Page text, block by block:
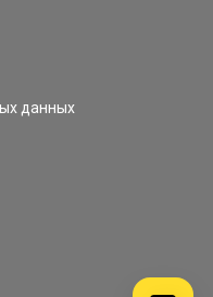
данных